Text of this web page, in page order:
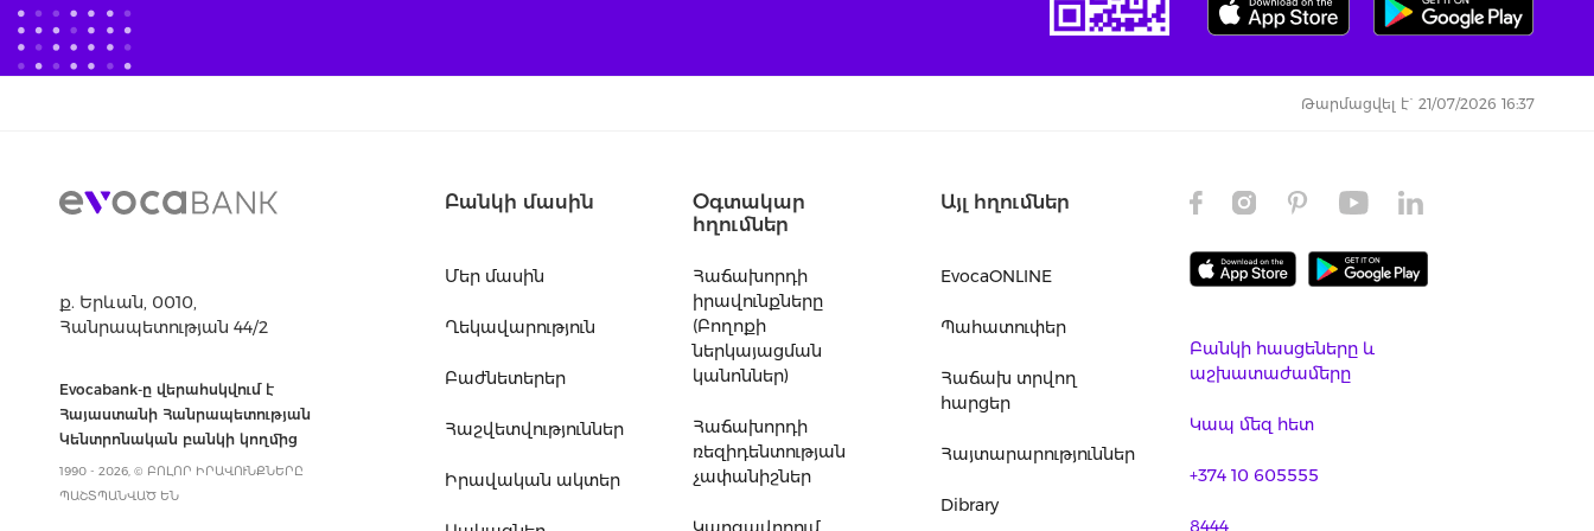
Թարմացվել է` 21/07/2026 16:37
ք. Երևան, 0010,
Հանրապետության 44/2
Evocabank-ը վերահսկվում է
Հայաստանի Հանրապետության
Կենտրոնական բանկի կողմից
1990 - 2026, © ԲՈԼՈՐ ԻՐԱՎՈՒՆՔՆԵՐԸ
ՊԱՇՏՊԱՆՎԱԾ ԵՆ
Բանկի մասին
Մեր մասին
Ղեկավարություն
Բաժնետերեր
Հաշվետվություններ
Իրավական ակտեր
Օգտակար
հղումներ
Հաճախորդի
իրավունքները
(Բողոքի
ներկայացման
կանոններ)
Հաճախորդի
ռեզիդենտության
չափանիշներ
Այլ հղումներ
EvocaONLINE
Պահատուփեր
Հաճախ տրվող
հարցեր
Հայտարարություններ
Dibrary
Բանկի հասցեները և
աշխատաժամերը
Կապ մեզ հետ
+374 10 605555
8444